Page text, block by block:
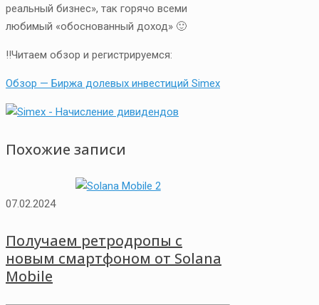
реальный бизнес», так горячо всеми
любимый «обоснованный доход» 🙂
‼Читаем обзор и регистрируемся:
Обзор — Биржа долевых инвестиций Simex
Похожие записи
07.02.2024
Получаем ретродропы с
новым смартфоном от Solana
Mobile